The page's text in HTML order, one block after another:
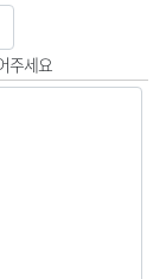
주세요